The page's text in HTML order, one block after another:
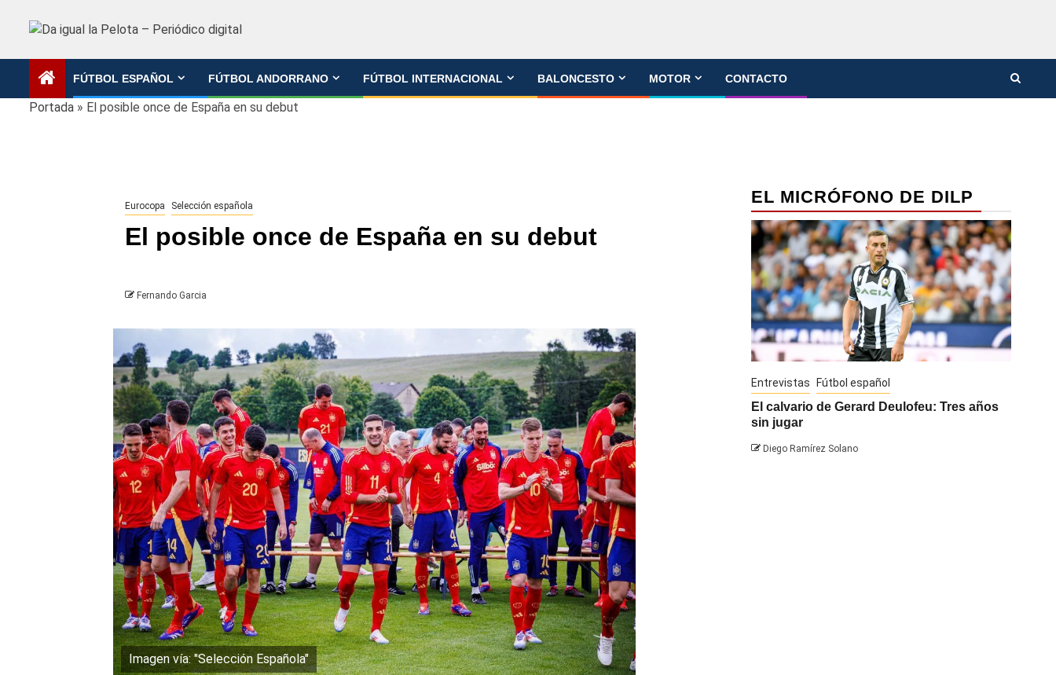
FÚTBOL ESPAÑOL FÚTBOL ANDORRANO FÚTBOL INTERNACIONAL BALONCESTO MOTOR CONTACTO
Portada » El posible once de España en su debut
Eurocopa Selección española
El posible once de España en su debut
Fernando Garcia
Imagen vía: "Selección Española"
EL MICRÓFONO DE DILP
Entrevistas Fútbol español
El calvario de Gerard Deulofeu: Tres años
sin jugar
Diego Ramírez Solano